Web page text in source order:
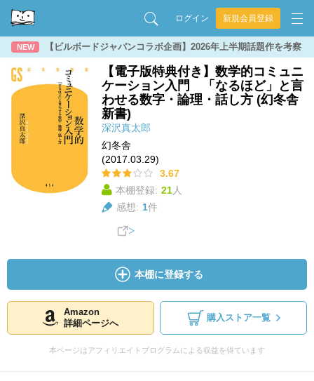
ログイン 新規会員登録
NEW 【ビルボードジャパンコラボ企画】2026年上半期話題作を考察
【電子版特典付き】数学的コミュニ
ケーション入門 「なるほど」と言
わせる数字・論理・話し方 (幻冬舎
新書)
深沢真太郎
幻冬舎
(2017.03.29)
3.67
本棚登録: 21人
感想: 1件
本棚に登録する
Amazon
詳細ページへ
購入ストア一覧
本ページはアフィリエイトプログラムによる収益を得ています